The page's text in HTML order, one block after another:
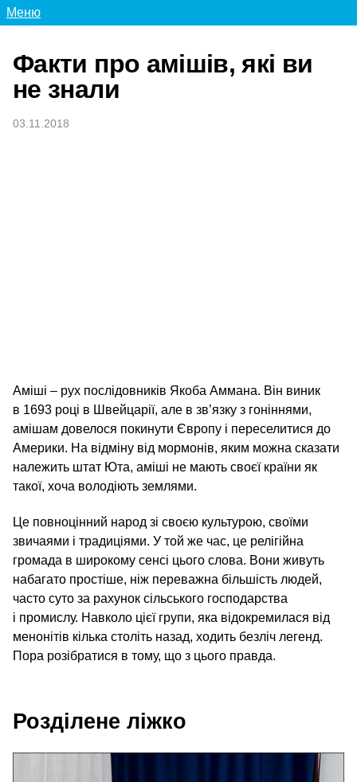
Меню
Факти про амішів, які ви
не знали
03.11.2018
Аміші – рух послідовників Якоба Аммана. Він виник
в 1693 році в Швейцарії, але в зв’язку з гоніннями,
амішам довелося покинути Європу і переселитися до
Америки. На відміну від мормонів, яким можна сказати
належить штат Юта, аміші не мають своєї країни як
такої, хоча володіють землями.
Це повноцінний народ зі своєю культурою, своїми
звичаями і традиціями. У той же час, це релігійна
громада в широкому сенсі цього слова. Вони живуть
набагато простіше, ніж переважна більшість людей,
часто суто за рахунок сільського господарства
і промислу. Навколо цієї групи, яка відокремилася від
менонітів кілька століть назад, ходить безліч легенд.
Пора розібратися в тому, що з цього правда.
Розділене ліжко